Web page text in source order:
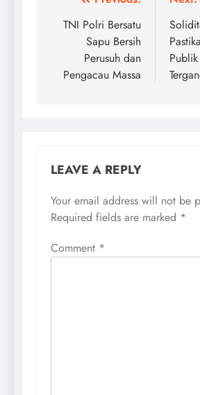
navigation
TNI Polri Bersatu
Sapu Bersih
Perusuh dan
Pengacau Massa
LEAVE A REPLY
Your email address will not be
Required fields are marked *
Comment *